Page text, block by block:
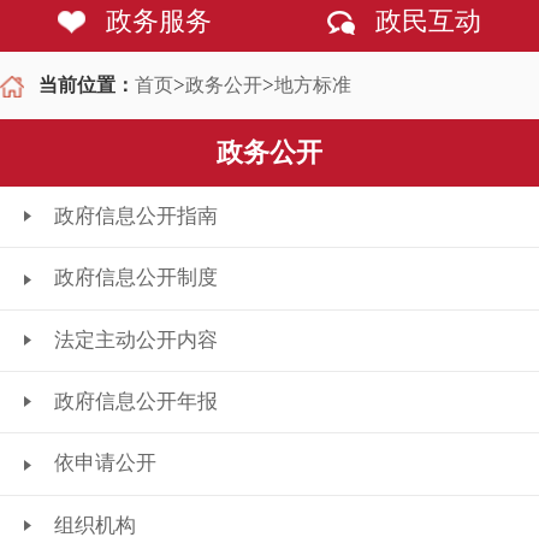
政务服务 政民互动
当前位置： 首页>政务公开>地方标准
政务公开
政府信息公开指南
政府信息公开制度
法定主动公开内容
政府信息公开年报
依申请公开
组织机构